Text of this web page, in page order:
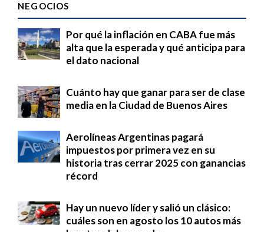
NEGOCIOS
Por qué la inflación en CABA fue más
alta que la esperada y qué anticipa para
el dato nacional
Cuánto hay que ganar para ser de clase
media en la Ciudad de Buenos Aires
Aerolíneas Argentinas pagará
impuestos por primera vez en su
historia tras cerrar 2025 con ganancias
récord
Hay un nuevo líder y salió un clásico:
cuáles son en agosto los 10 autos más